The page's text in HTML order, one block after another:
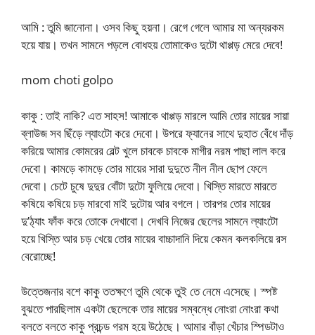
আমি : তুমি জানোনা। ওসব কিছু হয়না। রেগে গেলে আমার মা অন্যরকম
হয়ে যায়। তখন সামনে পড়লে বোধহয় তোমাকেও দুটো থাপ্পড় মেরে দেবে!
mom choti golpo
কাকু : তাই নাকি? এত সাহস! আমাকে থাপ্পড় মারলে আমি তোর মায়ের সায়া
ব্লাউজ সব ছিঁড়ে ল্যাংটো করে দেবো। উপরে ফ্যানের সাথে দুহাত বেঁধে দাঁড়
করিয়ে আমার কোমরের বেল্ট খুলে চাবকে চাবকে মাগীর নরম পাছা লাল করে
দেবো। কামড়ে কামড়ে তোর মায়ের সারা দুদুতে নীল নীল ছোপ ফেলে
দেবো। চেটে চুষে দুদুর বোঁটা দুটো ফুলিয়ে দেবো। খিস্তি মারতে মারতে
কষিয়ে কষিয়ে চড় মারবো মাই দুটোয় আর বগলে। তারপর তোর মায়ের
দু’ঠ্যাং ফাঁক করে তোকে দেখাবো। দেখবি নিজের ছেলের সামনে ল্যাংটো
হয়ে খিস্তি আর চড় খেয়ে তোর মায়ের বাচ্চাদানি দিয়ে কেমন কলকলিয়ে রস
বেরোচ্ছে!
উত্তেজনার বশে কাকু ততক্ষণে তুমি থেকে তুই তে নেমে এসেছে। স্পষ্ট
বুঝতে পারছিলাম একটা ছেলেকে তার মায়ের সম্বন্ধে নোংরা নোংরা কথা
বলতে বলতে কাকু প্রচন্ড গরম হয়ে উঠেছে। আমার বাঁড়া খেঁচার স্পিডটাও